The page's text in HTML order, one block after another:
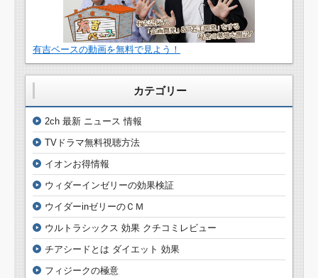
有吉ベースの動画を無料で見よう！
カテゴリー
2ch 最新 ニュース 情報
TVドラマ無料視聴方法
イオンお得情報
ウィダーインゼリーの効果検証
ウイダーinゼリーのＣＭ
ウルトラシックス 効果 クチコミレビュー
チアシードとは ダイエット 効果
フィジークの極意